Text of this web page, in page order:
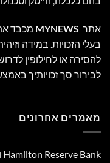
אתר MYNEWS מכבד
בעלי הזכויות. במידה
להסירה או לחילופין
לבירור סך זכויותיך
מאמרים אחרונים